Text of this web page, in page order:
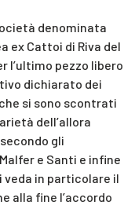
denominata
ex Cattoi di Riva del
l’ultimo pezzo libero
dichiarato dei
si sono scontrati
dell’allora
gli
e Santi e infine
in particolare il
alla fine l’accordo